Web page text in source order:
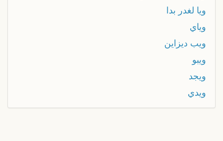
ويا لغدر بدا
وياي
ويب ديزاين
ويبو
ويجد
ويدي